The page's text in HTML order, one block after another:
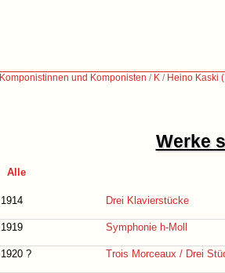
Komponistinnen und Komponisten / K / Heino Kaski
Werke
Alle
1914 Drei Klavierstücke
1919 Symphonie h-Moll
1920 ? Trois Morceaux / Drei